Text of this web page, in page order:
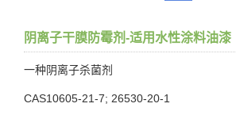
阴离子干膜防霉剂-适用水性涂料油漆
一种阴离子杀菌剂
CAS10605-21-7; 26530-20-1